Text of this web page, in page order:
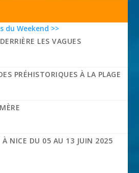
du Weekend >>
LES VAGUES
PRÉHISTORIQUES À LA PLAGE
À NICE DU 05 AU 13 JUIN 2025